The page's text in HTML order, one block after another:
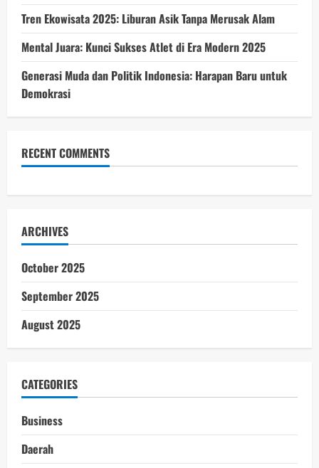
Tren Ekowisata 2025: Liburan Asik Tanpa Merusak Alam
Mental Juara: Kunci Sukses Atlet di Era Modern 2025
Generasi Muda dan Politik Indonesia: Harapan Baru untuk
Demokrasi
RECENT COMMENTS
ARCHIVES
October 2025
September 2025
August 2025
CATEGORIES
Business
Daerah